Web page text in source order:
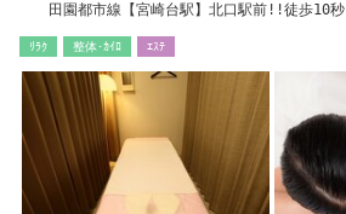
田園都市線【宮崎台駅】北口駅前!!徒歩10秒
ﾘﾗｸ 整体･ｶｲﾛ ｴｽﾃ